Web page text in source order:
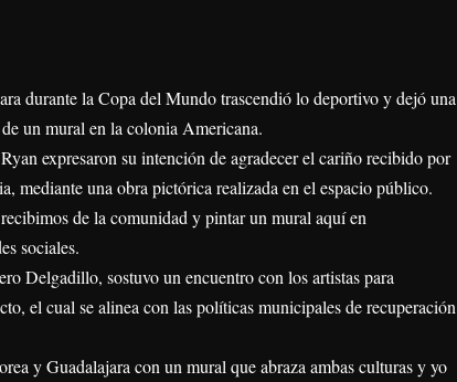
durante la Copa del Mundo trascendió lo deportivo y dejó una
un mural en la colonia Americana.
expresaron su intención de agradecer el cariño recibido por
mediante una obra pictórica realizada en el espacio público.
de la comunidad y pintar un mural aquí en
sociales.
Delgadillo, sostuvo un encuentro con los artistas para
el cual se alinea con las políticas municipales de recuperación
y Guadalajara con un mural que abraza ambas culturas y yo